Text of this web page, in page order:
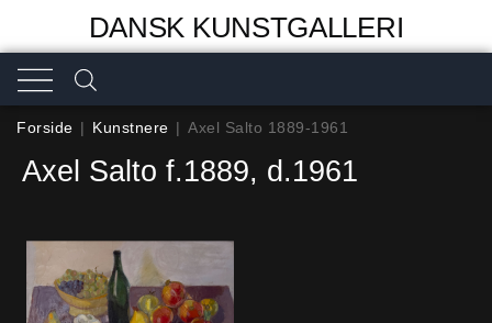
DANSK KUNSTGALLERI
Forside | Kunstnere | Axel Salto 1889-1961
Axel Salto f.1889, d.1961